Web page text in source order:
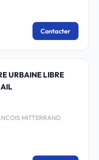
Contacter
URBAINE LIBRE
MITTERRAND